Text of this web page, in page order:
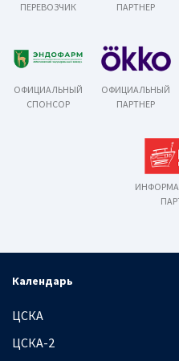
ПЕРЕВОЗЧИК
ПАРТНЕР
ОФИЦИАЛЬНЫЙ
СПОНСОР
ОФИЦИАЛЬНЫЙ
ПАРТНЕР
Календарь
ЦСКА
ЦСКА-2